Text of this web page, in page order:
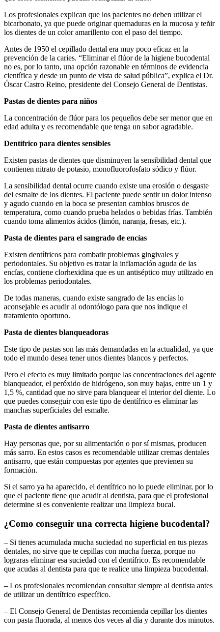
Los profesionales explican que los pacientes no deben utilizar el
bicarbonato, ya que puede originar quemaduras en la mucosa y teñir
los dientes de un color amarillento con el paso del tiempo.
Antes de 1950 el cepillado dental era muy poco eficaz en la
prevención de la caries. “Eliminar el flúor de la higiene bucodental
no es, por lo tanto, una opción razonable en términos de evidencia
científica y desde un punto de vista de salud pública”, explica el Dr.
Óscar Castro Reino, presidente del Consejo General de Dentistas.
Pastas de dientes para niños
La concentración de flúor para los pequeños debe ser menor que en
edad adulta y es recomendable que tenga un sabor agradable.
Dentífrico para dientes sensibles
Existen pastas de dientes que disminuyen la sensibilidad dental que
contienen nitrato de potasio, monofluorofosfato sódico y flúor.
La sensibilidad dental ocurre cuando existe una erosión o desgaste
del esmalte de los dientes. El paciente puede sentir un dolor intenso
y agudo cuando en la boca se presentan cambios bruscos de
temperatura, como cuando prueba helados o bebidas frías. También
cuando toma alimentos ácidos (limón, naranja, fresas, etc.).
Pasta de dientes para el sangrado de encías
Existen dentífricos para combatir problemas gingivales y
periodontales. Su objetivo es tratar la inflamación aguda de las
encías, contiene clorhexidina que es un antiséptico muy utilizado en
los problemas periodontales.
De todas maneras, cuando existe sangrado de las encías lo
aconsejable es acudir al odontólogo para que nos indique el
tratamiento oportuno.
Pasta de dientes blanqueadoras
Este tipo de pastas son las más demandadas en la actualidad, ya que
todo el mundo desea tener unos dientes blancos y perfectos.
Pero el efecto es muy limitado porque las concentraciones del agente
blanqueador, el peróxido de hidrógeno, son muy bajas, entre un 1 y
1,5 %, cantidad que no sirve para blanquear el interior del diente. Lo
que puedes conseguir con este tipo de dentífrico es eliminar las
manchas superficiales del esmalte.
Pasta de dientes antisarro
Hay personas que, por su alimentación o por sí mismas, producen
más sarro. En estos casos es recomendable utilizar cremas dentales
antisarro, que están compuestas por agentes que previenen su
formación.
Si el sarro ya ha aparecido, el dentífrico no lo puede eliminar, por lo
que el paciente tiene que acudir al dentista, para que el profesional
determine si es conveniente realizar una limpieza bucal.
¿Como conseguir una correcta higiene bucodental?
– Si tienes acumulada mucha suciedad no superficial en tus piezas
dentales, no sirve que te cepillas con mucha fuerza, porque no
lograras eliminar esa suciedad con el dentífrico. Es recomendable
que acudas al dentista para que te realice una limpieza bucodental.
– Los profesionales recomiendan consultar siempre al dentista antes
de utilizar un dentífrico específico.
– El Consejo General de Dentistas recomienda cepillar los dientes
con pasta fluorada, al menos dos veces al día y durante dos minutos.